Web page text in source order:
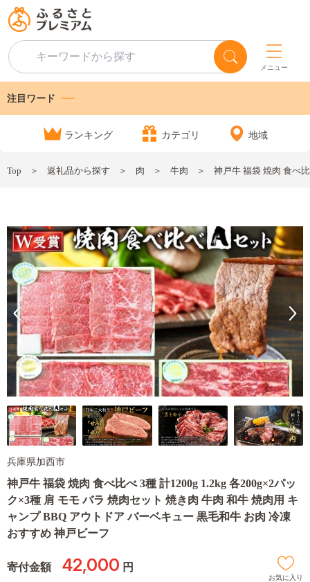
メニュー
注目ワード
ランキング カテゴリ 地域
Top 返礼品から探す 肉 牛肉 神戸牛 福袋 焼肉 食べ
兵庫県加西市
神戸牛 福袋 焼肉 食べ比べ 3種 計1200g 1.2kg 各200g×2パッ
ク×3種 肩 モモ バラ 焼肉セット 焼き肉 牛肉 和牛 焼肉用 キ
ャンプ BBQ アウトドア バーベキュー 黒毛和牛 お肉 冷凍
おすすめ 神戸ビーフ
寄付金額 42,000 円
お気に入り